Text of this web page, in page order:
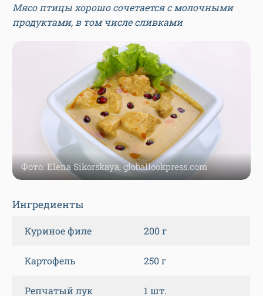
Мясо птицы хорошо сочетается с молочными
продуктами, в том числе сливками
Фото: Elena Sikorskaya, globallookpress.com
Ингредиенты
Куриное филе 200 г
Картофель 250 г
Репчатый лук 1 шт.